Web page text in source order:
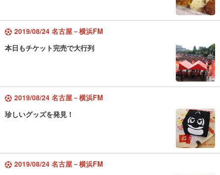
2019/08/24 名古屋－横浜FM
本日もチケット完売で大行列
2019/08/24 名古屋－横浜FM
珍しいグッズを発見！
2019/08/24 名古屋－横浜FM